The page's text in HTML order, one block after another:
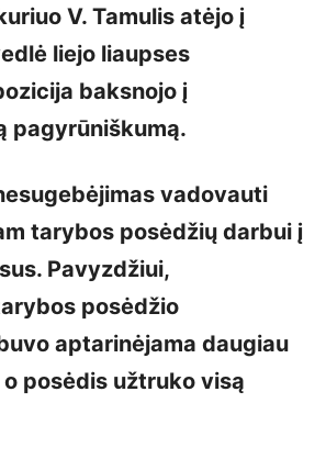
V. Tamulis atėjo į
liejo liaupses
baksnojo į
pagyrūniškumą.
vadovauti
tarybos posėdžių darbui į
Pavyzdžiui,
posėdžio
aptarinėjama daugiau
posėdis užtruko visą